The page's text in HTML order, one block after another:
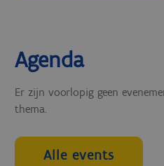
Agenda
Er zijn voorlopig geen
thema.
Alle events